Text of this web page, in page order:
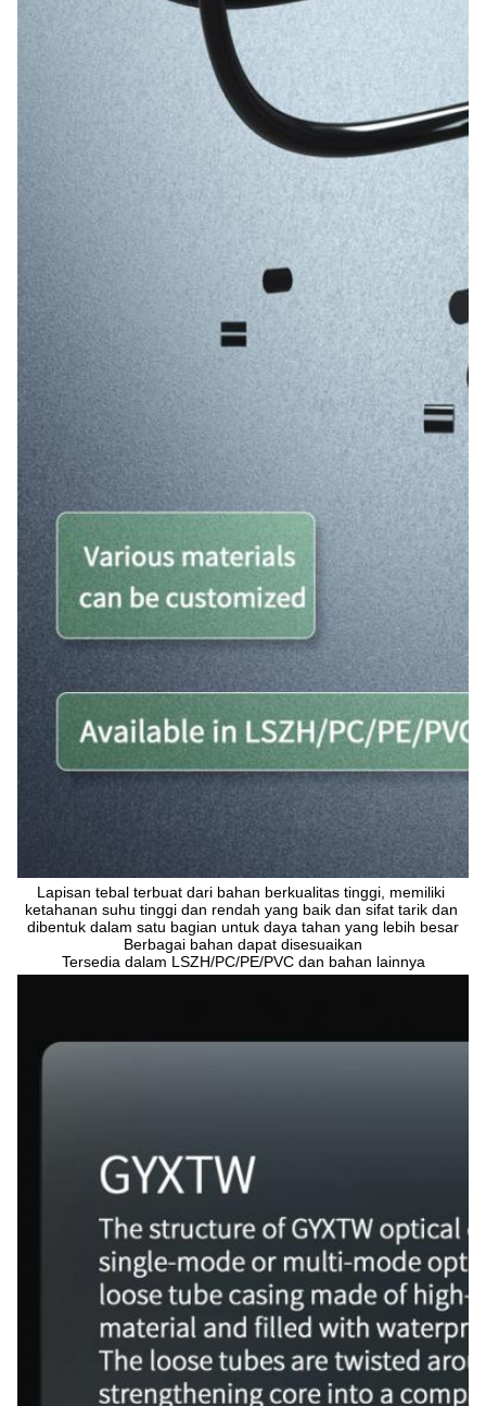
Lapisan tebal terbuat dari bahan berkualitas tinggi, memiliki
ketahanan suhu tinggi dan rendah yang baik dan sifat tarik dan
dibentuk dalam satu bagian untuk daya tahan yang lebih besar
Berbagai bahan dapat disesuaikan
Tersedia dalam LSZH/PC/PE/PVC dan bahan lainnya